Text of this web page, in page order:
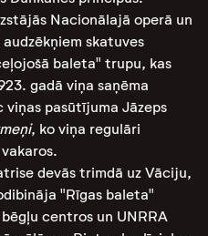
Nacionālajā operā un
skatuves
baleta" trupu, kas
gadā viņa saņēma
pasūtījuma Jāzeps
, ko viņa regulāri
devās trimdā uz Vāciju,
"Rīgas baleta"
centros un UNRRA